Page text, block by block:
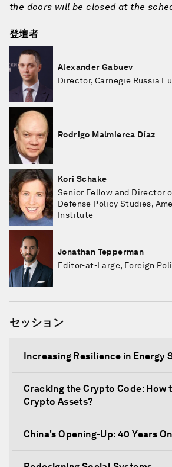
the doors will be closed at the
登壇者
Alexander Gabuev
Director, Carnegie Russia
Rodrigo Malmierca Díaz
Kori Schake
Senior Fellow and Director
Defense Policy Studies,
Institute
Jonathan Tepperman
Editor-at-Large, Foreign
セッション
Increasing Resilience in Energy
Cracking the Crypto Code: How
Crypto Assets?
China's Opening-Up: 40 Years On